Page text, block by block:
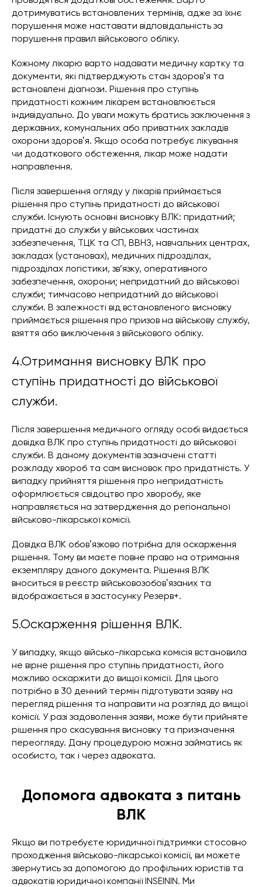
дотримуватись встановлених термінів, адже за їхнє
порушення може наставати відповідальність за
порушення правил військового обліку.
Кожному лікарю варто надавати медичну картку та
документи, які підтверджують стан здоровʼя та
встановлені діагнози. Рішення про ступінь
придатності кожним лікарем встановлюється
індивідуально. До уваги можуть братись заключення з
державних, комунальних або приватних закладів
охорони здоровʼя. Якщо особа потребує лікування
чи додаткового обстеження, лікар може надати
направлення.
Після завершення огляду у лікарів приймається
рішення про ступінь придатності до військової
служби. Існують основні висновку ВЛК: придатний;
придатні до служби у військових частинах
забезпечення, ТЦК та СП, ВВНЗ, навчальних центрах,
закладах (установах), медичних підрозділах,
підрозділах логістики, зв’язку, оперативного
забезпечення, охорони; непридатний до військової
служби; тимчасово непридатний до військової
служби. В залежності від встановленого висновку
приймається рішення про призов на військову службу,
взяття або виключення з військового обліку.
4.Отримання висновку ВЛК про
ступінь придатності до військової
служби.
Після завершення медичного огляду особі видається
довідка ВЛК про ступінь придатності до військової
служби. В даному документів зазначені статті
розкладу хвороб та сам висновок про придатність. У
випадку прийняття рішення про непридатність
оформлюється свідоцтво про хворобу, яке
направляється на затвердження до регіональної
військово-лікарської комісії.
Довідка ВЛК обовʼязково потрібна для оскарження
рішення. Тому ви маєте повне право на отримання
екземпляру даного документа. Рішення ВЛК
вноситься в реєстр військовозобовʼязаних та
відображається в застосунку Резерв+.
5.Оскарження рішення ВЛК.
У випадку, якщо військо-лікарська комісія встановила
не вірне рішення про ступінь придатності, його
можливо оскаржити до вищої комісії. Для цього
потрібно в 30 денний термін підготувати заяву на
перегляд рішення та направити на розгляд до вищої
комісії. У разі задоволення заяви, може бути прийняте
рішення про скасування висновку та призначення
переогляду. Дану процедурою можна займатись як
особисто, так і через адвоката.
Допомога адвоката з питань
ВЛК
Якщо ви потребуєте юридичної підтримки стосовно
проходження військово-лікарської комісії, ви можете
звернутись за допомогою до профільних юристів та
адвокатів юридичної компанії INSEININ. Ми